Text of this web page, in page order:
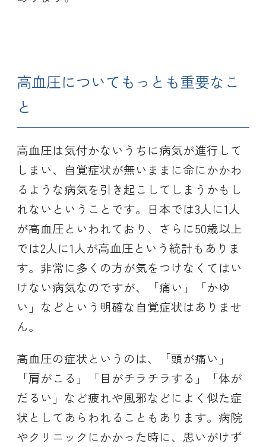
高血圧についてもっとも重要なこ
と
高血圧は気付かないうちに病気が進行して
しまい、自覚症状が無いままに命にかかわ
るような病気を引き起こしてしまうかもし
れないということです。日本では3人に1人
が高血圧といわれており、さらに50歳以上
では2人に1人が高血圧という統計もありま
す。非常に多くの方が気をつけなくてはい
けない病気なのですが、「痛い」「かゆ
い」などという明確な自覚症状はありませ
ん。
高血圧の症状というのは、「頭が痛い」
「肩がこる」「目がチラチラする」「体が
だるい」など疲れや風邪などによく似た症
状としてあらわれることもあります。病院
やクリニックにかかった時に、思いがけず